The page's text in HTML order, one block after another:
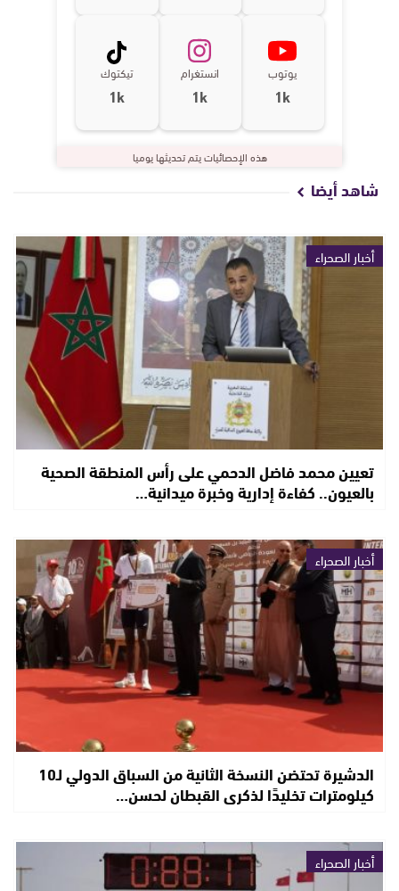
يوتوب
1k
انستغرام
1k
تيكتوك
1k
هذه الإحصائيات يتم تحديثها يوميا
شاهد أيضا
أخبار الصحراء
تعيين محمد فاضل الدحمي على رأس المنطقة الصحية
بالعيون.. كفاءة إدارية وخبرة ميدانية…
أخبار الصحراء
الدشيرة تحتضن النسخة الثانية من السباق الدولي لـ10
كيلومترات تخليدًا لذكرى القبطان لحسن…
أخبار الصحراء